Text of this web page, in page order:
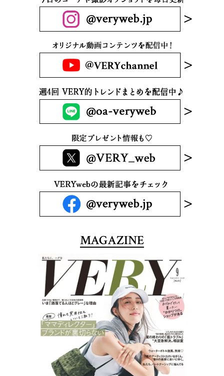
MAGAZINE